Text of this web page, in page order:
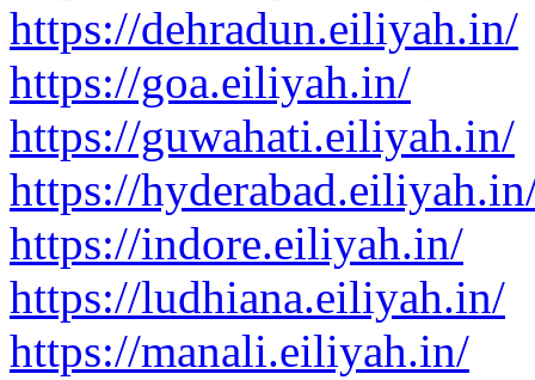
https://dehradun.eiliyah.in/
https://goa.eiliyah.in/
https://guwahati.eiliyah.in/
https://
https://indore.eiliyah.in/
https://ludhiana.eiliyah.in/
https://manali.eiliyah.in/